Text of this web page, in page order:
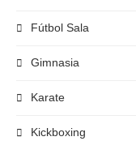
Fútbol Sala
Gimnasia
Karate
Kickboxing